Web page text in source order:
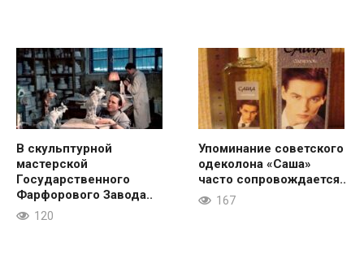
В скульптурной
мастерской
Государственного
Фарфорового Завода..
120
Упоминание советского
одеколона «Саша»
часто сопровождается..
167